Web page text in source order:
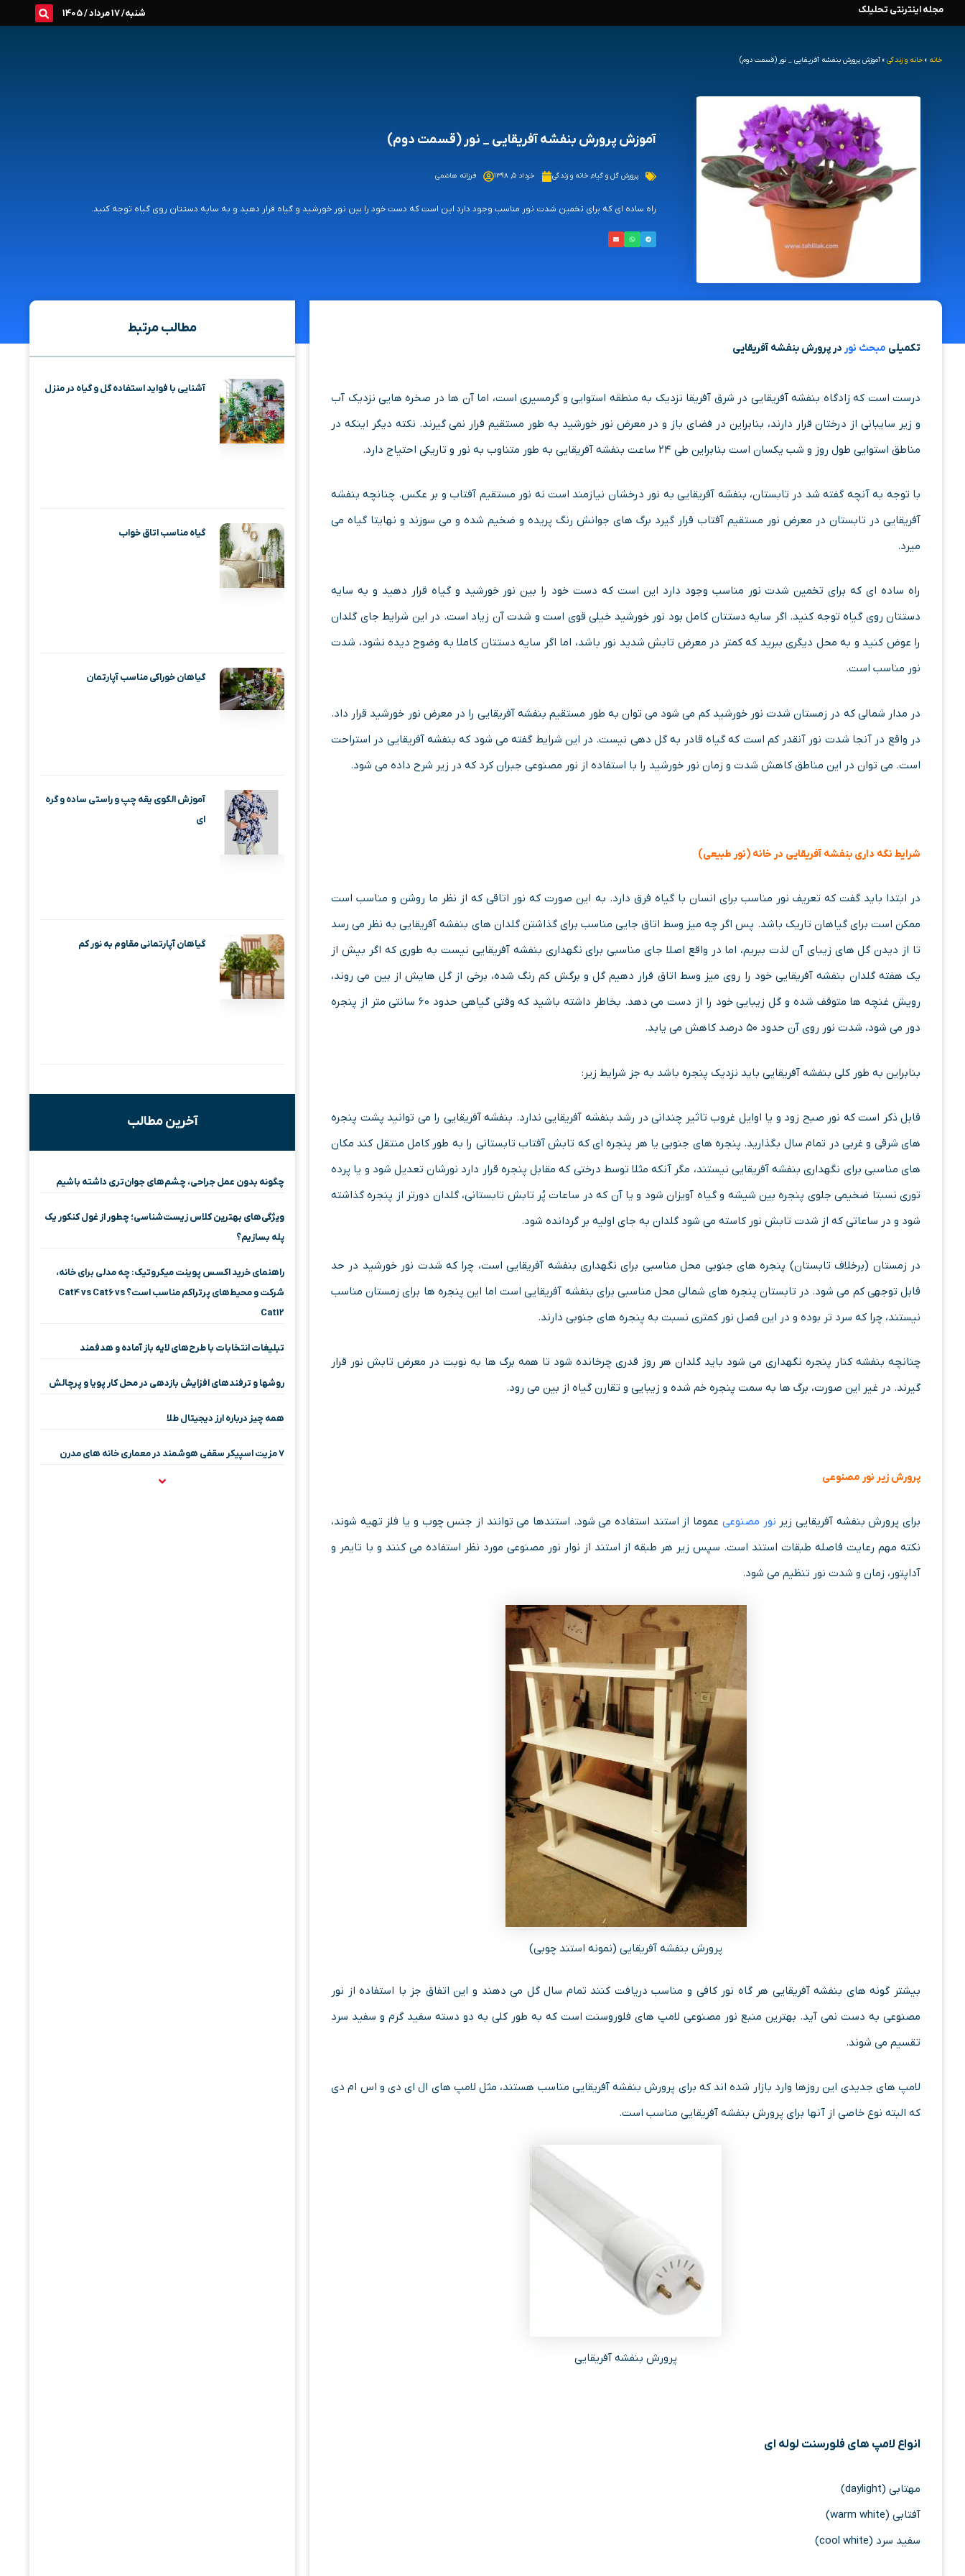
محتوا
مجله اینترنتی تحلیلک شنبه/ 17 مرداد / 1405
خانه » خانه و زندگی » آموزش پرورش بنفشه آفریقایی _ نور (قسمت دوم)
آموزش پرورش بنفشه آفریقایی _ نور (قسمت دوم)
پرورش گل و گیاه, خانه و زندگی خرداد ۵, ۱۳۹۸ فرزانه هاشمی
راه ساده ای که برای تخمین شدت نور مناسب وجود دارد این است که دست خود را بین نور خورشید و گیاه قرار دهید و به سایه دستتان روی گیاه توجه کنید.
تکمیلی مبحث نور در پرورش بنفشه آفریقایی
درست است که زادگاه بنفشه آفریقایی در شرق آفریقا نزدیک به منطقه استوایی و گرمسیری است، اما آن ها در صخره هایی نزدیک آب
و زیر سایبانی از درختان قرار دارند، بنابراین در فضای باز و در معرض نور خورشید به طور مستقیم قرار نمی گیرند. نکته دیگر اینکه در
مناطق استوایی طول روز و شب یکسان است بنابراین طی ۲۴ ساعت بنفشه آفریقایی به طور متناوب به نور و تاریکی احتیاج دارد.
با توجه به آنچه گفته شد در تابستان، بنفشه آفریقایی به نور درخشان نیازمند است نه نور مستقیم آفتاب و بر عکس. چنانچه بنفشه
آفریقایی در تابستان در معرض نور مستقیم آفتاب قرار گیرد برگ های جوانش رنگ پریده و ضخیم شده و می سوزند و نهایتا گیاه می
میرد.
راه ساده ای که برای تخمین شدت نور مناسب وجود دارد این است که دست خود را بین نور خورشید و گیاه قرار دهید و به سایه
دستتان روی گیاه توجه کنید. اگر سایه دستتان کامل بود نور خورشید خیلی قوی است و شدت آن زیاد است. در این شرایط جای گلدان
را عوض کنید و به محل دیگری ببرید که کمتر در معرض تابش شدید نور باشد، اما اگر سایه دستتان کاملا به وضوح دیده نشود، شدت
نور مناسب است.
در مدار شمالی که در زمستان شدت نور خورشید کم می شود می توان به طور مستقیم بنفشه آفریقایی را در معرض نور خورشید قرار داد.
در واقع در آنجا شدت نور آنقدر کم است که گیاه قادر به گل دهی نیست. در این شرایط گفته می شود که بنفشه آفریقایی در استراحت
است. می توان در این مناطق کاهش شدت و زمان نور خورشید را با استفاده از نور مصنوعی جبران کرد که در زیر شرح داده می شود.
شرایط نگه داری بنفشه آفریقایی در خانه (نور طبیعی)
در ابتدا باید گفت که تعریف نور مناسب برای انسان با گیاه فرق دارد. به این صورت که نور اتاقی که از نظر ما روشن و مناسب است
ممکن است برای گیاهان تاریک باشد. پس اگر چه میز وسط اتاق جایی مناسب برای گذاشتن گلدان های بنفشه آفریقایی به نظر می رسد
تا از دیدن گل های زیبای آن لذت ببریم، اما در واقع اصلا جای مناسبی برای نگهداری بنفشه آفریقایی نیست به طوری که اگر بیش از
یک هفته گلدان بنفشه آفریقایی خود را روی میز وسط اتاق قرار دهیم گل و برگش کم رنگ شده، برخی از گل هایش از بین می روند،
رویش غنچه ها متوقف شده و گل زیبایی خود را از دست می دهد. بخاطر داشته باشید که وقتی گیاهی حدود ۶۰ سانتی متر از پنجره
دور می شود، شدت نور روی آن حدود ۵۰ درصد کاهش می یابد.
بنابراین به طور کلی بنفشه آفریقایی باید نزدیک پنجره باشد به جز شرایط زیر:
قابل ذکر است که نور صبح زود و یا اوایل غروب تاثیر چندانی در رشد بنفشه آفریقایی ندارد. بنفشه آفریقایی را می توانید پشت پنجره
های شرقی و غربی در تمام سال بگذارید. پنجره های جنوبی یا هر پنجره ای که تابش آفتاب تابستانی را به طور کامل منتقل کند مکان
های مناسبی برای نگهداری بنفشه آفریقایی نیستند، مگر آنکه مثلا توسط درختی که مقابل پنجره قرار دارد نورشان تعدیل شود و یا پرده
توری نسبتا ضخیمی جلوی پنجره بین شیشه و گیاه آویزان شود و یا آن که در ساعات پُر تابش تابستانی، گلدان دورتر از پنجره گذاشته
شود و در ساعاتی که از شدت تابش نور کاسته می شود گلدان به جای اولیه بر گردانده شود.
در زمستان (برخلاف تابستان) پنجره های جنوبی محل مناسبی برای نگهداری بنفشه آفریقایی است، چرا که شدت نور خورشید در حد
قابل توجهی کم می شود. در تابستان پنجره های شمالی محل مناسبی برای بنفشه آفریقایی است اما این پنجره ها برای زمستان مناسب
نیستند، چرا که سرد تر بوده و در این فصل نور کمتری نسبت به پنجره های جنوبی دارند.
چنانچه بنفشه کنار پنجره نگهداری می شود باید گلدان هر روز قدری چرخانده شود تا همه برگ ها به نوبت در معرض تابش نور قرار
گیرند. در غیر این صورت، برگ ها به سمت پنجره خم شده و زیبایی و تقارن گیاه از بین می رود.
پرورش زیر نور مصنوعی
برای پرورش بنفشه آفریقایی زیر نور مصنوعی عموما از استند استفاده می شود. استندها می توانند از جنس چوب و یا فلز تهیه شوند،
نکته مهم رعایت فاصله طبقات استند است. سپس زیر هر طبقه از استند از نوار نور مصنوعی مورد نظر استفاده می کنند و با تایمر و
آداپتور، زمان و شدت نور تنظیم می شود.
پرورش بنفشه آفریقایی (نمونه استند چوبی)
بیشتر گونه های بنفشه آفریقایی هر گاه نور کافی و مناسب دریافت کنند تمام سال گل می دهند و این اتفاق جز با استفاده از نور
مصنوعی به دست نمی آید. بهترین منبع نور مصنوعی لامپ های فلوروسنت است که به طور کلی به دو دسته سفید گرم و سفید سرد
تقسیم می شوند.
لامپ های جدیدی این روزها وارد بازار شده اند که برای پرورش بنفشه آفریقایی مناسب هستند، مثل لامپ های ال ای دی و اس ام دی
که البته نوع خاصی از آنها برای پرورش بنفشه آفریقایی مناسب است.
پرورش بنفشه آفریقایی
انواع لامپ های فلورسنت لوله ای
مهتابی (daylight)
آفتابی (warm white)
سفید سرد (cool white)
مطالب مرتبط
آشنایی با فواید استفاده گل و گیاه در منزل
گیاه مناسب اتاق خواب
گیاهان خوراکی مناسب آپارتمان
آموزش الگوی یقه چپ و راستی ساده و گره
ای
گیاهان آپارتمانی مقاوم به نور کم
آخرین مطالب
چگونه بدون عمل جراحی، چشم‌های جوان‌تری داشته باشیم
ویژگی‌های بهترین کلاس زیست‌شناسی؛ چطور از غول کنکور یک
پله بسازیم؟
راهنمای خرید اکسس پوینت میکروتیک: چه مدلی برای خانه،
شرکت و محیط‌های پرتراکم مناسب است؟ Cat4 vs Cat6 vs
Cat12
تبلیغات انتخابات با طرح‌های لایه باز آماده و هدفمند
روشها و ترفندهای افزایش بازدهی در محل کار پویا و پرچالش
همه چیز درباره ارز دیجیتال طلا
۷ مزیت اسپیکر سقفی هوشمند در معماری خانه‌ های مدرن